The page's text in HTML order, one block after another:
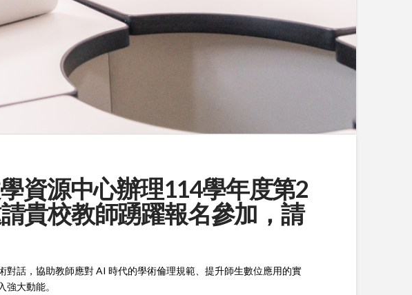
資源中心辦理114學年度第2
貴校教師踴躍報名參加，請
話，協助教師應對 AI 時代的學術倫理規範、提升師生數位應用的實
大動能。